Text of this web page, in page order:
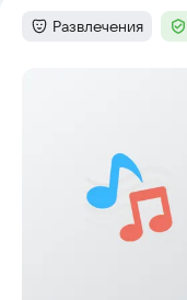
Категория:
Развлечения Тег